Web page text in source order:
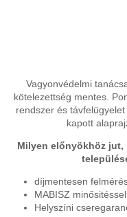
Vagyonvédelmi
kötelezettség mentes.
rendszer és
kapott
Milyen előnyökhöz jut,
díjmentesen
MABISZ
Helyszíni